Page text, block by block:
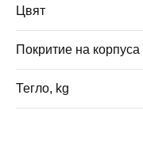
Цвят
Покритие на корпуса
Тегло, kg